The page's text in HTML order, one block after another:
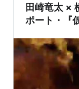
田崎竜太 ×
ポート・『